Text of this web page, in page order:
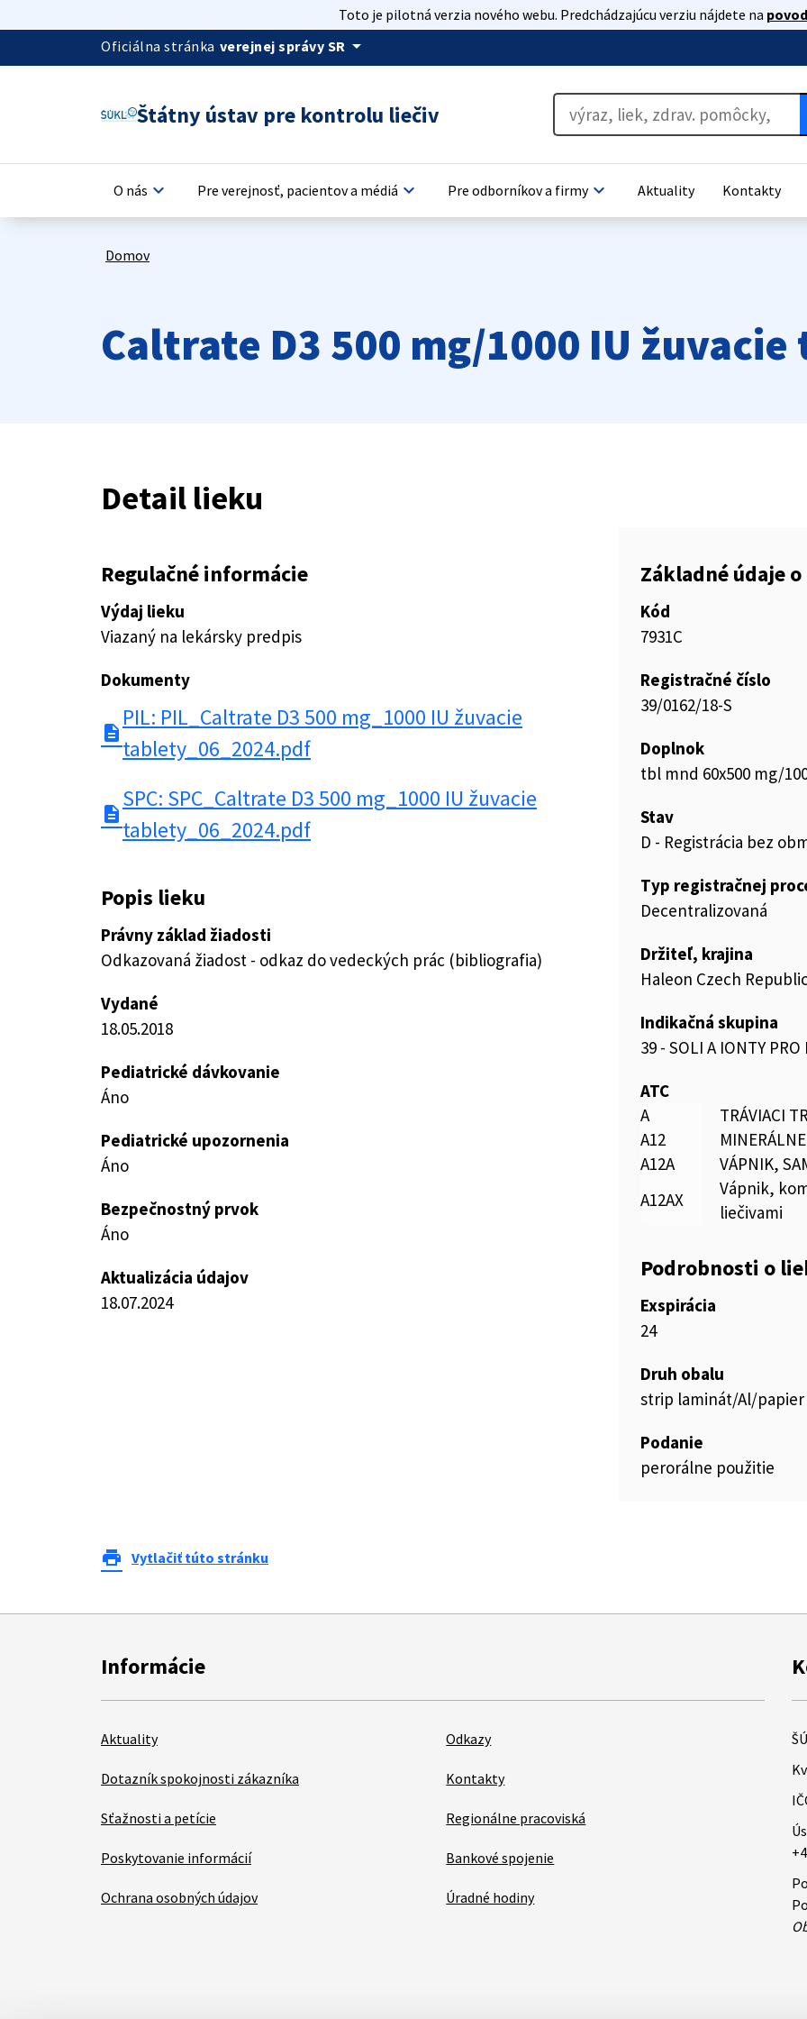
Toto je pilotná verzia nového webu. Predchádzajúcu verziu nájdete na
Oficiálna stránka verejnej správy SR arrow_drop_down
Štátny ústav pre kontrolu liečiv
O nás keyboard_arrow_down Pre verejnosť, pacientov a médiá keyboard_arrow_down Pre odborníkov a firmykeyboard_arrow_down Aktuality Kontakty
Domov
Caltrate D3 500 mg/1000 IU
Detail lieku
Regulačné informácie
Výdaj lieku
Viazaný na lekársky predpis
Dokumenty
description
PIL: PIL_Caltrate D3 500 mg_1000 IU žuvacie
tablety_06_2024.pdf
description
SPC: SPC_Caltrate D3 500 mg_1000 IU žuvacie
tablety_06_2024.pdf
Popis lieku
Právny základ žiadosti
Odkazovaná žiadost - odkaz do vedeckých prác (bibliografia)
Vydané
18.05.2018
Pediatrické dávkovanie
Áno
Pediatrické upozornenia
Áno
Bezpečnostný prvok
Áno
Aktualizácia údajov
18.07.2024
Základné údaje
Kód
7931C
Registračné číslo
39/0162/18-S
Doplnok
tbl mnd 60x500 mg/
Stav
D - Registrácia bez
Typ registračnej
Decentralizovaná
Držiteľ, krajina
Haleon Czech
Indikačná skupina
39 - SOLI A IONTY PRO
ATC
A
TRÁVIACI
A12
A12A
VÁPNIK,
A12AX
Vápnik,
liečivami
Podrobnosti o
Exspirácia
24
Druh obalu
strip laminát/Al/papier
Podanie
perorálne použitie
print Vytlačiť túto stránku
Informácie
Aktuality
Dotazník spokojnosti zákazníka
Sťažnosti a petície
Poskytovanie informácií
Ochrana osobných údajov
Odkazy
Kontakty
Regionálne pracoviská
Bankové spojenie
Úradné hodiny